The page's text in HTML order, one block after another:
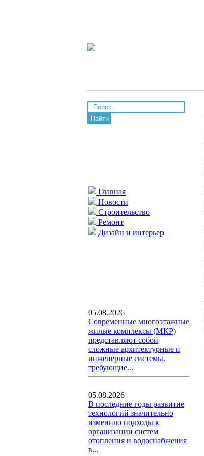
Найти
Главная
Новости
Строительство
Ремонт
Дизайн и интерьер
05.08.2026
Современные многоэтажные
жилые комплексы (МКР)
представляют собой
сложные архитектурные и
инженерные системы,
требующие...
05.08.2026
В последние годы развитие
технологий значительно
изменило подходы к
организации систем
отопления и водоснабжения
в...